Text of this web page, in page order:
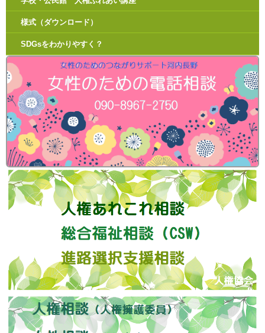
様式（ダウンロード）
SDGsをわかりやすく？